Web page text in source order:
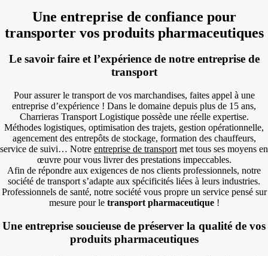
Une entreprise de confiance pour
transporter vos produits pharmaceutiques
Le savoir faire et l’expérience de notre entreprise de
transport
Pour assurer le transport de vos marchandises, faites appel à une
entreprise d’expérience ! Dans le domaine depuis plus de 15 ans,
Charrieras Transport Logistique possède une réelle expertise.
Méthodes logistiques, optimisation des trajets, gestion opérationnelle,
agencement des entrepôts de stockage, formation des chauffeurs,
service de suivi… Notre entreprise de transport met tous ses moyens en
œuvre pour vous livrer des prestations impeccables.
Afin de répondre aux exigences de nos clients professionnels, notre
société de transport s’adapte aux spécificités liées à leurs industries.
Professionnels de santé, notre société vous propre un service pensé sur
mesure pour le transport pharmaceutique!
Une entreprise soucieuse de préserver la qualité de vos
produits pharmaceutiques